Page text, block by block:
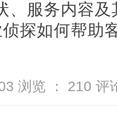
、服务内容
探如何帮助
浏览 ： 210 评